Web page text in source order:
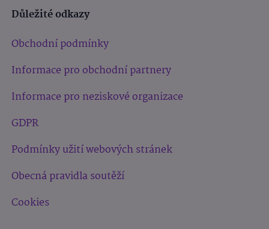
Důležité odkazy
Obchodní podmínky
Informace pro obchodní partnery
Informace pro neziskové organizace
GDPR
Podmínky užití webových stránek
Obecná pravidla soutěží
Cookies